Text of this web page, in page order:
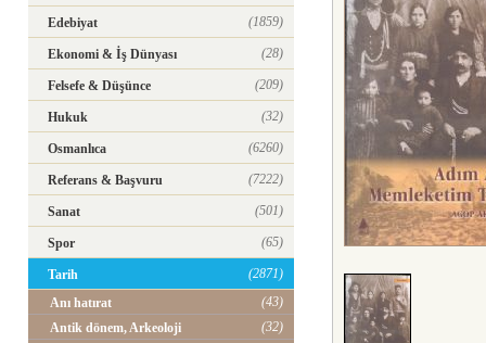
Edebiyat (1859)
Ekonomi & İş Dünyası (28)
Felsefe & Düşünce (209)
Hukuk (32)
Osmanlıca (6260)
Referans & Başvuru (7222)
Sanat (501)
Spor (65)
Tarih
(2871)
Anı hatırat
(43)
Antik dönem, Arkeoloji
(32)